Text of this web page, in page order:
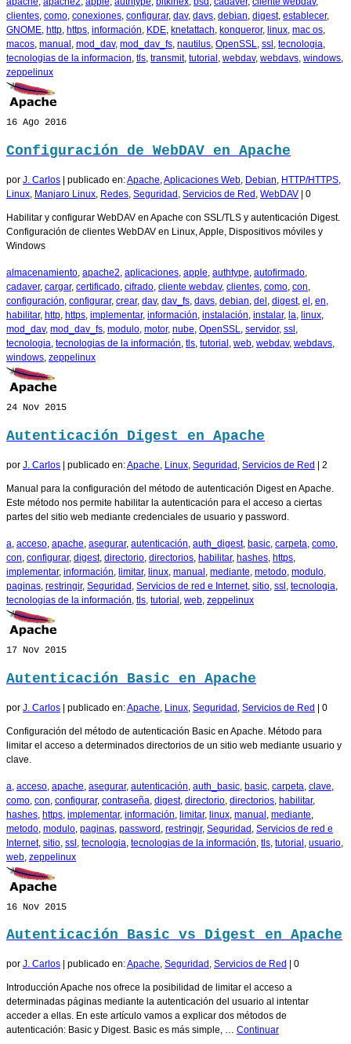
clientes, como, conexiones, configurar, dav, davs, debian, digest, establecer,
GNOME, http, https, información, KDE, knetattach, konqueror, linux, mac os,
macos, manual , mod_dav, mod_dav_fs, nautilus, OpenSSL, ssl , tecnologia,
tecnologias de la informacion, tls, transmit, tutorial , webdav, webdavs, windows,
zeppelinux
16 Ago 2016
Configuración de WebDAV en Apache
por J. Carlos | publicado en:Apache Aplicaciones Web Debian HTTP/HTTPS
Linux Manjaro Linux Redes Seguridad Servicios de Red WebDAV | 0
Habilitar y configurar WebDAV en Apache con SSL/TLS y autenticación Digest.
Configuración de clientes WebDAV en Linux, Apple, Dispositivos móviles y
Windows
almacenamiento apache2 aplicaciones apple authtype autofirmado
cadaver, cargar, certificado cifrado cliente webdav, clientes como con
configuración configurar, crear, dav, dav_fs davs debian del digest, el en
habilitar, http https implementar, información instalación instalar, la linux
mod_dav, mod_dav_fs modulo motor, nube OpenSSL servidor, ssl
tecnologia tecnologias de la información tls tutorial web webdav, webdavs
windows zeppelinux
24 Nov 2015
Autenticación Digest en Apache
por J. Carlos | publicado en:Apache Linux Seguridad Servicios de Red | 2
Manual para la configuración del método de autenticación Digest en Apache.
Este método nos permite habilitar la autenticación para el acceso a ciertas
partes del sitio web mediante credenciales de usuario y password.
a acceso apache asegurar, autenticación auth_digest, basic carpeta como
con configurar, digest, directorio directorios habilitar, hashes https
implementar, información limitar, linux manual mediante metodo modulo
paginas restringir, Seguridad Servicios de red e Internet, sitio ssl tecnologia
tecnologias de la información tls tutorial web zeppelinux
17 Nov 2015
Autenticación Basic en Apache
por J. Carlos | publicado en:Apache Linux Seguridad Servicios de Red | 0
Configuración del método de autenticación Basic en Apache. Método para
limitar el acceso a determinados directorios de un sitio web mediante usuario y
clave.
a acceso apache asegurar, autenticación auth_basic basic carpeta clave
como con configurar, contraseña digest, directorio directorios habilitar,
hashes https implementar, información limitar, linux manual mediante
metodo modulo paginas password restringir, Seguridad Servicios de red e
Internet, sitio ssl tecnologia tecnologias de la información tls tutorial usuario
web zeppelinux
16 Nov 2015
Autenticación Basic vs Digest en Apache
por J. Carlos publicado en:Apache, Seguridad , Servicios de Red 0
Introducción Apache nos ofrece la posibilidad de limitar el acceso a
determinadas páginas mediante la autenticación del usuario al intentar
acceder a ellas. En este artículo vamos a explicar dos métodos de
autenticación: Basic y Digest. Basic es más simple, … Continuar